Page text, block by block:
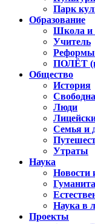
Парк
Образование
Школа и
Учитель
Реформы
ПОЛЁТ
Общество
История
Люди
Семья и
Утраты
Наука
Новости
Наука в
Проекты